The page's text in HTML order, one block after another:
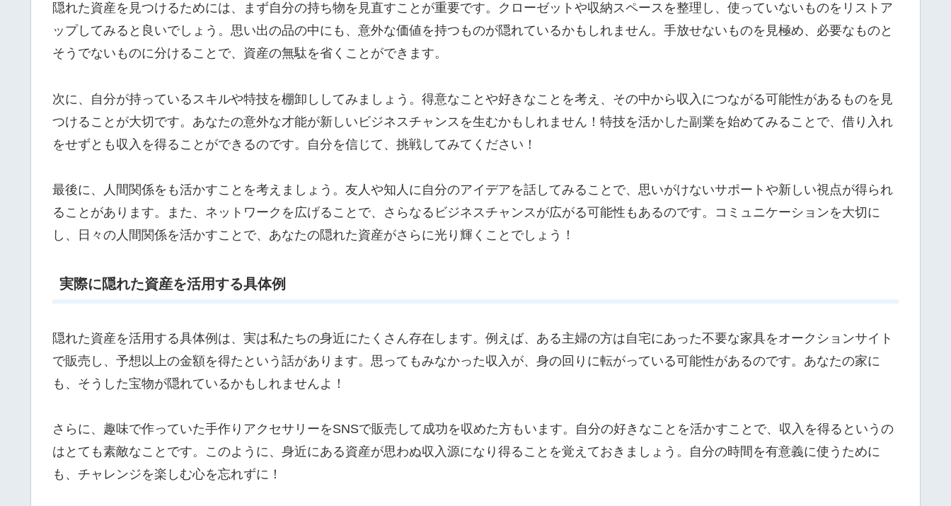
隠れた資産を見つけるためには、まず自分の持ち物を見直すことが重要です。クローゼットや収納スペースを整理し、使っていないものをリストア
ップしてみると良いでしょう。思い出の品の中にも、意外な価値を持つものが隠れているかもしれません。手放せないものを見極め、必要なものと
そうでないものに分けることで、資産の無駄を省くことができます。
次に、自分が持っているスキルや特技を棚卸ししてみましょう。得意なことや好きなことを考え、その中から収入につながる可能性があるものを見
つけることが大切です。あなたの意外な才能が新しいビジネスチャンスを生むかもしれません！特技を活かした副業を始めてみることで、借り入れ
をせずとも収入を得ることができるのです。自分を信じて、挑戦してみてください！
最後に、人間関係をも活かすことを考えましょう。友人や知人に自分のアイデアを話してみることで、思いがけないサポートや新しい視点が得られ
ることがあります。また、ネットワークを広げることで、さらなるビジネスチャンスが広がる可能性もあるのです。コミュニケーションを大切に
し、日々の人間関係を活かすことで、あなたの隠れた資産がさらに光り輝くことでしょう！
実際に隠れた資産を活用する具体例
隠れた資産を活用する具体例は、実は私たちの身近にたくさん存在します。例えば、ある主婦の方は自宅にあった不要な家具をオークションサイト
で販売し、予想以上の金額を得たという話があります。思ってもみなかった収入が、身の回りに転がっている可能性があるのです。あなたの家に
も、そうした宝物が隠れているかもしれませんよ！
さらに、趣味で作っていた手作りアクセサリーをSNSで販売して成功を収めた方もいます。自分の好きなことを活かすことで、収入を得るというの
はとても素敵なことです。このように、身近にある資産が思わぬ収入源になり得ることを覚えておきましょう。自分の時間を有意義に使うために
も、チャレンジを楽しむ心を忘れずに！